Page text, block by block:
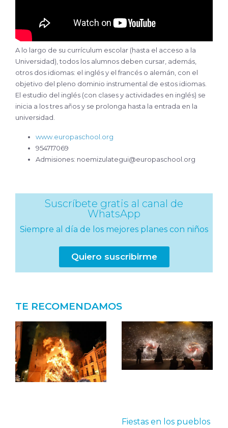
A lo largo de su currículum escolar (hasta el acceso a la
Universidad), todos los alumnos deben cursar, además,
otros dos idiomas: el inglés y el francés o alemán, con el
objetivo del pleno dominio instrumental de estos idiomas.
El estudio del inglés (con clases y actividades en inglés) se
inicia a los tres años y se prolonga hasta la entrada en la
universidad.
www.europaschool.org
954717069
Admisiones: noemizulategui@europaschool.org
Suscríbete gratis al canal de
WhatsApp
Siempre al día de los mejores planes con niños
Quiero suscribirme
TE RECOMENDAMOS
Fiestas en los pueblos